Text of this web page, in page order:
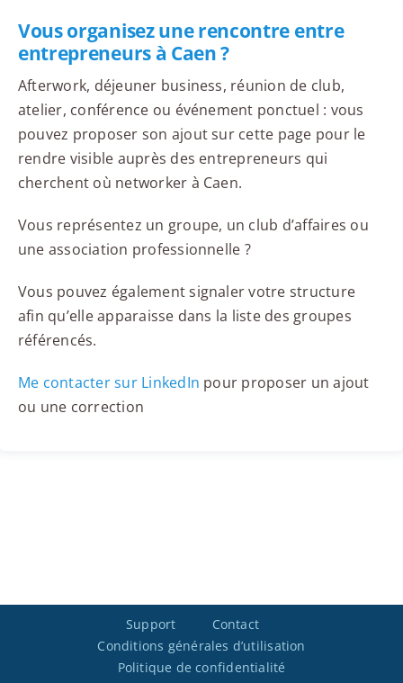
Vous organisez une rencontre entre
entrepreneurs à Caen ?
Afterwork, déjeuner business, réunion de club,
atelier, conférence ou événement ponctuel : vous
pouvez proposer son ajout sur cette page pour le
rendre visible auprès des entrepreneurs qui
cherchent où networker à Caen.
Vous représentez un groupe, un club d’affaires ou
une association professionnelle ?
Vous pouvez également signaler votre structure
afin qu’elle apparaisse dans la liste des groupes
référencés.
Me contacter sur LinkedIn pour proposer un ajout
ou une correction
Support
Contact
Conditions générales d’utilisation
Politique de confidentialité